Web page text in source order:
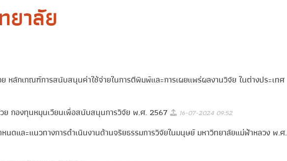
ยาลัย
หลักเกณฑ์การสนับสนุนค่าใช้จ่ายในการตีพิมพ์และการเผยแพร่ผลงานวิจัย ในต่างประเทศ
ย กองทุนหมุนเวียนเพื่อสนับสนุนการวิจัย พ.ศ. 2567 16-07-2024 09:52
นดและแนวทางการดําเนินงานด้านจริยธรรมการวิจัยในมนุษย์ มหาวิทยาลัยแม่ฟ้าหลวง พ.ศ.